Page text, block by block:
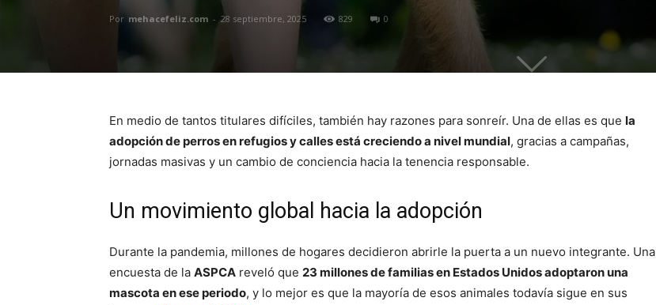
Por mehacefeliz.com - 28 septiembre, 2025 829 0
En medio de tantos titulares difíciles, también hay razones para sonreír. Una de ellas es que la
adopción de perros en refugios y calles está creciendo a nivel mundial, gracias a campañas,
jornadas masivas y un cambio de conciencia hacia la tenencia responsable.
Un movimiento global hacia la adopción
Durante la pandemia, millones de hogares decidieron abrirle la puerta a un nuevo integrante. Una
encuesta de la ASPCA reveló que 23 millones de familias en Estados Unidos adoptaron una
mascota en ese periodo, y lo mejor es que la mayoría de esos animales todavía sigue en sus